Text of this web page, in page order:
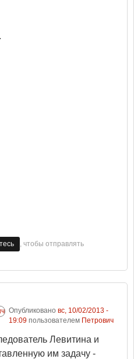
, чтобы отправлять
Опубликовано вс, 10/02/2013 -
19:09пользователем Петрович
Левитина и
им задачу -